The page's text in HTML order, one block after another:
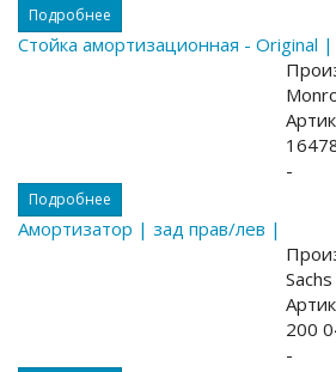
Подробнее
Стойка амортизационная - Original
-
Подробнее
Амортизатор | зад прав/лев |
Sachs
200
-